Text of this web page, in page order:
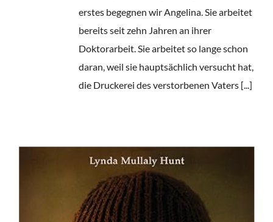
erstes begegnen wir Angelina. Sie arbeitet
bereits seit zehn Jahren an ihrer
Doktorarbeit. Sie arbeitet so lange schon
daran, weil sie hauptsächlich versucht hat,
die Druckerei des verstorbenen Vaters [...]